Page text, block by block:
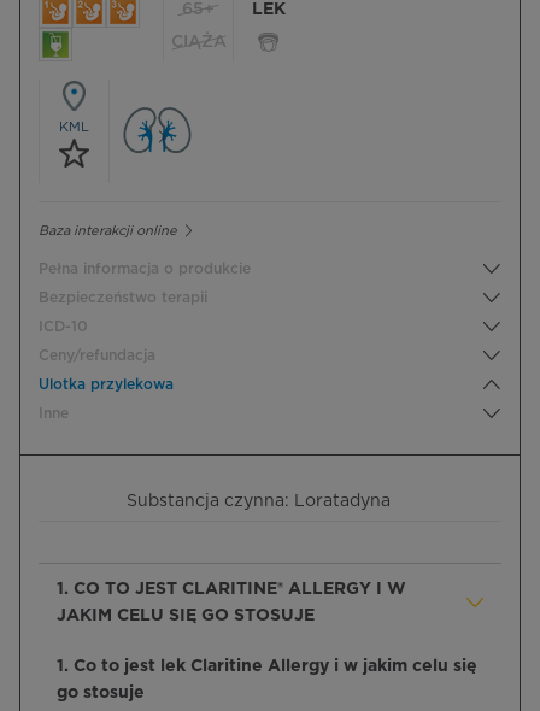
65+
CIĄŻA
LEK
KML
Baza interakcji online
Pełna informacja o produkcie
Bezpieczeństwo terapii
ICD-10
Ceny/refundacja
Ulotka przylekowa
Inne
Substancja czynna: Loratadyna
1. CO TO JEST CLARITINE® ALLERGY I W
JAKIM CELU SIĘ GO STOSUJE
1. Co to jest lek Claritine Allergy i w jakim celu się
go stosuje